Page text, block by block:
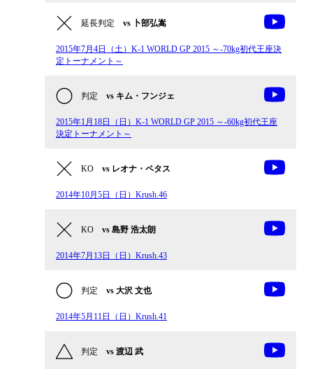
延長判定 vs 卜部弘嵩
2015年7月4日（土）K-1 WORLD GP 2015 ～-70kg初代王座決
定トーナメント～
判定 vs キム・フンジェ
2015年1月18日（日）K-1 WORLD GP 2015 ～-60kg初代王座
決定トーナメント～
KO vs レオナ・ペタス
2014年10月5日（日）Krush.46
KO vs 島野 浩太朗
2014年7月13日（日）Krush.43
判定 vs 大沢 文也
2014年5月11日（日）Krush.41
判定 vs 渡辺 武